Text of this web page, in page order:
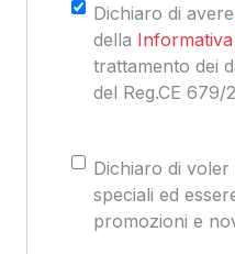
Consenso*
Dichiaro di
della
trattamento dei
del Reg.CE 679/
Consenso
Dichiaro di
speciali ed
promozioni e